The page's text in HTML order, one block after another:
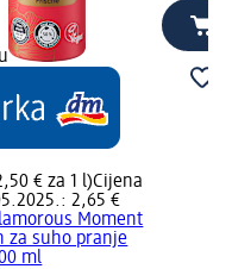
€ za 1 l)Cijena
2,65 €
Moment
za suho pranje
ml